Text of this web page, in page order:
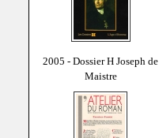
2005 - Dossier H Joseph de
Maistre